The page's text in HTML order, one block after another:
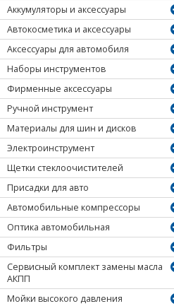
Аккумуляторы и аксессуары
Автокосметика и аксессуары
Аксессуары для автомобиля
Наборы инструментов
Фирменные аксессуары
Ручной инструмент
Материалы для шин и дисков
Электроинструмент
Щетки стеклоочистителей
Присадки для авто
Автомобильные компрессоры
Оптика автомобильная
Фильтры
Сервисный комплект замены масла
АКПП
Мойки высокого давления